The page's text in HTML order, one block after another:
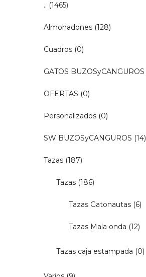
.. (1465)
Almohadones (128)
Cuadros (0)
GATOS BUZOSyCANGUROS
OFERTAS (0)
Personalizados (0)
SW BUZOSyCANGUROS (14)
Tazas (187)
Tazas (186)
Tazas Gatonautas (6)
Tazas Mala onda (12)
Tazas caja estampada (0)